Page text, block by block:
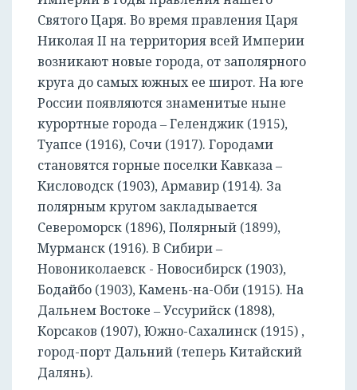
Святого Царя. Во время правления Царя
Николая II на территория всей Империи
возникают новые города, от заполярного
круга до самых южных ее широт. На юге
России появляются знаменитые ныне
курортные города ‒ Геленджик (1915),
Туапсе (1916), Сочи (1917). Городами
становятся горные поселки Кавказа ‒
Кисловодск (1903), Армавир (1914). За
полярным кругом закладывается
Североморск (1896), Полярный (1899),
Мурманск (1916). В Сибири ‒
Новониколаевск - Новосибирск (1903),
Бодайбо (1903), Камень-на-Оби (1915). На
Дальнем Востоке ‒ Уссурийск (1898),
Корсаков (1907), Южно-Сахалинск (1915) ,
город-порт Дальний (теперь Китайский
Далянь).